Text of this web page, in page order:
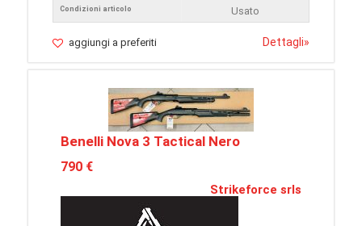
Condizioni articolo
Usato
aggiungi a preferiti Dettagli»
Benelli Nova 3 Tactical Nero
790 €
Strikeforce srls